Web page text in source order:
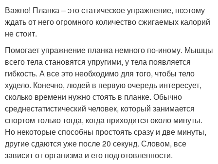
Важно! Планка – это статическое упражнение, поэтому
ждать от него огромного количество сжигаемых калорий
не стоит.
Помогает упражнение планка немного по-иному. Мышцы
всего тела становятся упругими, у тела появляется
гибкость. А все это необходимо для того, чтобы тело
худело. Конечно, людей в первую очередь интересует,
сколько времени нужно стоять в планке. Обычно
среднестатистический человек, который занимается
спортом только тогда, когда приходится около минуты.
Но некоторые способны простоять сразу и две минуты,
другие сдаются уже после 20 секунд. Словом, все
зависит от организма и его подготовленности.